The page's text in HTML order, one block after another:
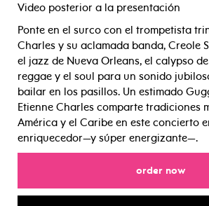
Video posterior a la presentación
Ponte en el surco con el trompetista
Charles y su aclamada banda, Creole
el jazz de Nueva Orleans, el calypso
reggae y el soul para un sonido
bailar en los pasillos. Un estimado
Etienne Charles comparte tradiciones
América y el Caribe en este concierto
enriquecedor—y súper energizante—.
order nowfor